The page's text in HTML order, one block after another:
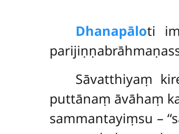
Dhanapāloti
Sāvatthiyaṃ
puttānaṃ āvāhaṃ
sammantayiṃsu –